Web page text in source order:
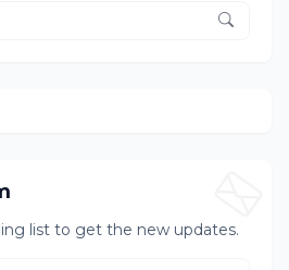
list to get the new updates.